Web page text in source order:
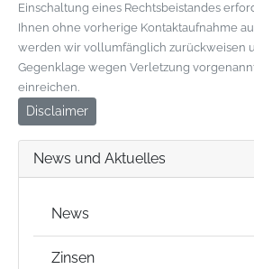
Einschaltung eines Rechtsbeistandes
Ihnen ohne vorherige Kontaktaufnahme
werden wir vollumfänglich zurückweisen
Gegenklage wegen Verletzung
einreichen.
Disclaimer
News und Aktuelles
News
Zinsen